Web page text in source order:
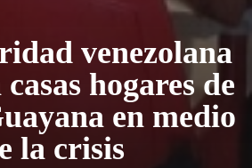
venezolana
hogares de
en medio
la crisis